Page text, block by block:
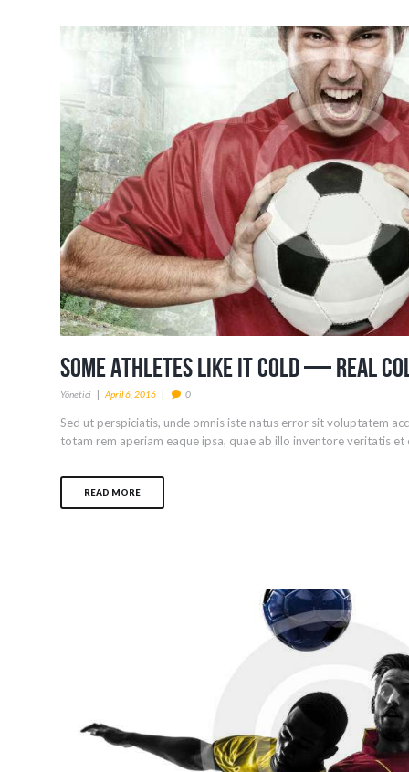
Some Athletes Like it Cold — Real
Yönetici April 6, 2016 0
Sed ut perspiciatis, unde omnis iste natus error sit voluptatem
totam rem aperiam eaque ipsa, quae ab illo inventore veritatis
READ MORE